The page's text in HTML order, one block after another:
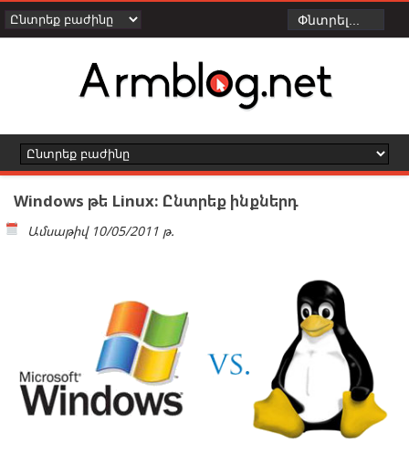
Windows թե Linux: Ընտրեք ինքներդ
Ամսաթիվ 10/05/2011 թ.